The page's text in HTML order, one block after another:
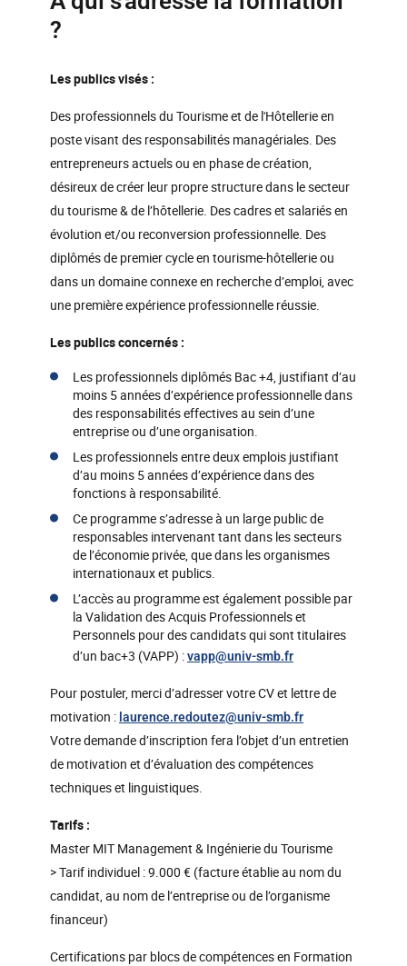
(STRA03_MTCY)
?
Les publics visés :
Des professionnels du Tourisme et de l'Hôtellerie en
poste visant des responsabilités managériales. Des
entrepreneurs actuels ou en phase de création,
désireux de créer leur propre structure dans le secteur
du tourisme & de l’hôtellerie. Des cadres et salariés en
évolution et/ou reconversion professionnelle. Des
diplômés de premier cycle en tourisme-hôtellerie ou
dans un domaine connexe en recherche d’emploi, avec
une première expérience professionnelle réussie.
Les publics concernés :
Les professionnels diplômés Bac +4, justifiant d’au
moins 5 années d’expérience professionnelle dans
des responsabilités effectives au sein d’une
entreprise ou d’une organisation.
Les professionnels entre deux emplois justifiant
d’au moins 5 années d’expérience dans des
fonctions à responsabilité.
Ce programme s’adresse à un large public de
responsables intervenant tant dans les secteurs
de l’économie privée, que dans les organismes
internationaux et publics.
L’accès au programme est également possible par
la Validation des Acquis Professionnels et
Personnels pour des candidats qui sont titulaires
d’un bac+3 (VAPP) :vapp@univ-smb.fr
Pour postuler, merci d’adresser votre CV et lettre de
motivation : laurence.redoutez@univ-smb.fr
Votre demande d’inscription fera l’objet d’un entretien
de motivation et d’évaluation des compétences
techniques et linguistiques.
Tarifs :
Master MIT Management & Ingénierie du Tourisme
> Tarif individuel : 9.000 € (facture établie au nom du
candidat, au nom de l’entreprise ou de l’organisme
financeur)
Certifications par blocs de compétences en Formation